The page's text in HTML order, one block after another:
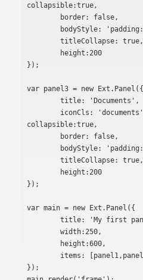
collapsible:true,
});
var panel3 = new Ext.Panel({
collapsible:true,
});
var main = new Ext.Panel({
});